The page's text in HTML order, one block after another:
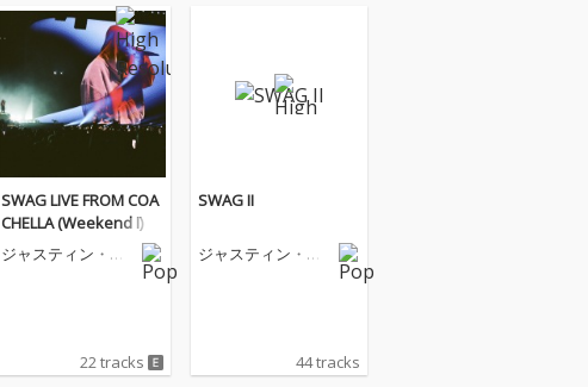
SWAG LIVE FROM COA
CHELLA (Weekend I)
ジャスティン・ビ
22 tracks
SWAG II
ジャスティン・ビ
44 tracks